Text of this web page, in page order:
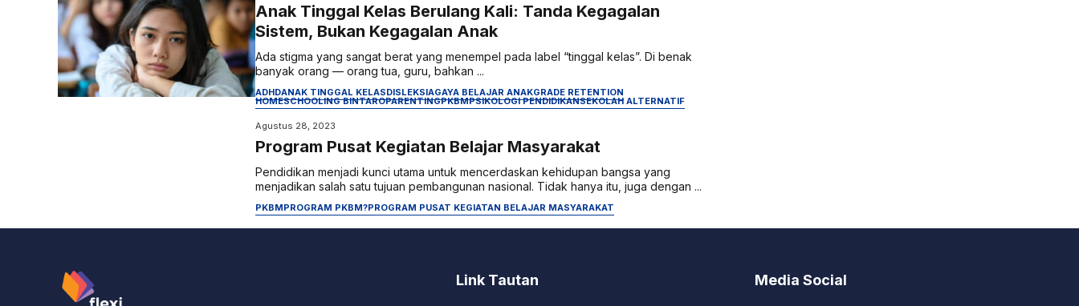
Anak Tinggal Kelas Berulang Kali: Tanda Kegagalan
Sistem, Bukan Kegagalan Anak
Ada stigma yang sangat berat yang menempel pada label “tinggal kelas”. Di benak
banyak orang — orang tua, guru, bahkan ...
ADHDANAK TINGGAL KELASDISLEKSIAGAYA BELAJAR ANAKGRADE RETENTION
HOMESCHOOLING BINTAROPARENTINGPKBMPSIKOLOGI PENDIDIKANSEKOLAH ALTERNATIF
Agustus 28, 2023
Program Pusat Kegiatan Belajar Masyarakat
Pendidikan menjadi kunci utama untuk mencerdaskan kehidupan bangsa yang
menjadikan salah satu tujuan pembangunan nasional. Tidak hanya itu, juga dengan ...
PKBMPROGRAM PKBM?PROGRAM PUSAT KEGIATAN BELAJAR MASYARAKAT
Link Tautan Media Social